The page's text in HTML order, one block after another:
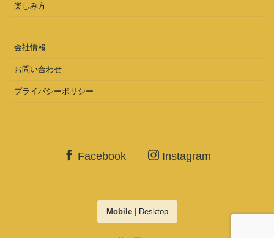
楽しみ方
会社情報
お問い合わせ
プライバシーポリシー
Facebook Instagram
Mobile| Desktop